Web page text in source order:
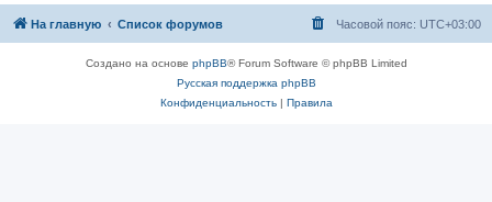
На главную Список форумов Часовой пояс: UTC+03:00
Создано на основе phpBB® Forum Software © phpBB Limited
Русская поддержка phpBB
Конфиденциальность| Правила